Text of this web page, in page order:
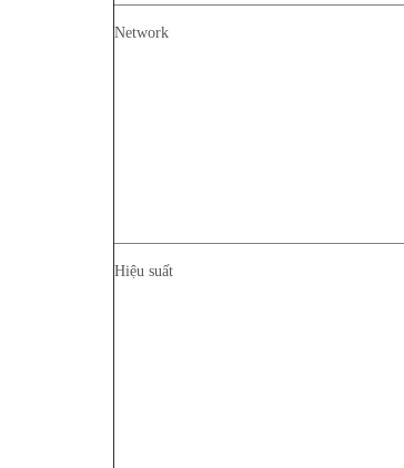
Network
Hiệu suất